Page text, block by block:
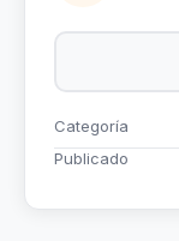
Categoría
Publicado